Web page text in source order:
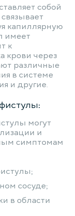
собой
капиллярную
имеет
к
крови через
различные
в системе
и другие.
могут
и
симптомам
сосуде;
в области